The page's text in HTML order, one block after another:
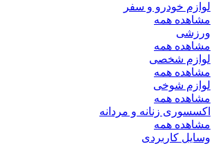
لوازم خودرو و سفر
مشاهده همه
ورزشی
مشاهده همه
لوازم شخصی
مشاهده همه
لوازم شوخی
مشاهده همه
اکسسوری زنانه و مردانه
مشاهده همه
وسایل کاربردی